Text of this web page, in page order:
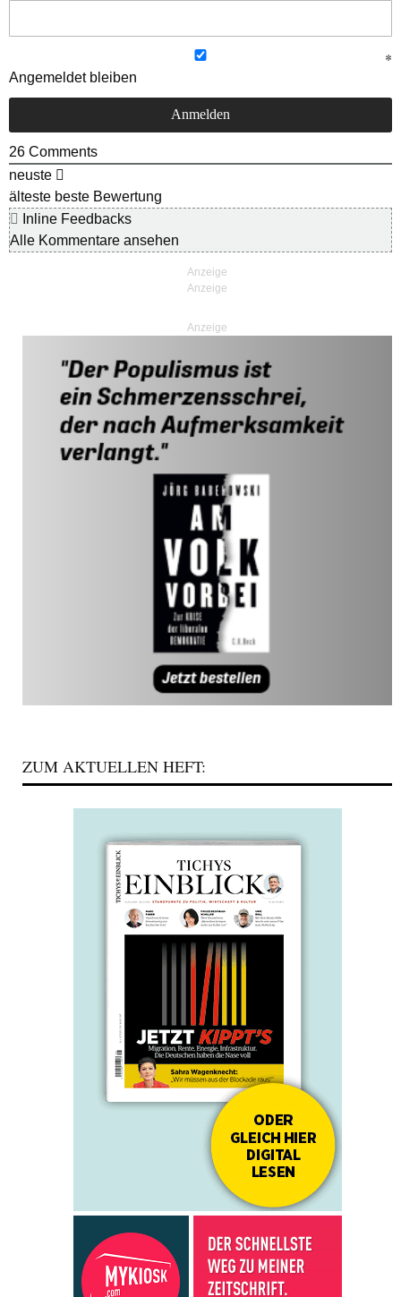
Angemeldet bleiben
26 Comments
neuste
älteste beste Bewertung
Inline Feedbacks
Alle Kommentare ansehen
Anzeige
ZUM AKTUELLEN HEFT: